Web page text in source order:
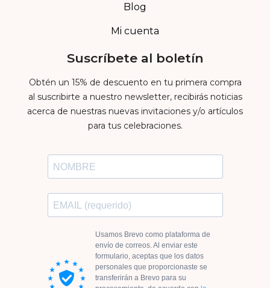
Blog
Mi cuenta
Suscríbete al boletín
Obtén un 15% de descuento en tu primera compra
al suscribirte a nuestro newsletter, recibirás noticias
acerca de nuestras nuevas invitaciones y/o artículos
para tus celebraciones.